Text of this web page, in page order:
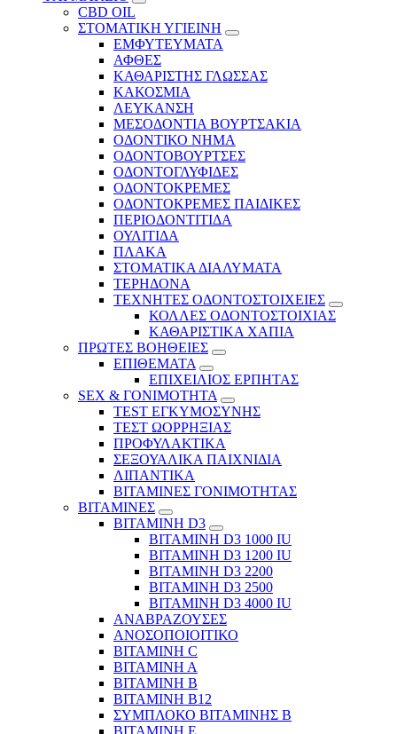
CBD OIL
ΣΤΟΜΑΤΙΚΗ ΥΓΙΕΙΝΗ
ΕΜΦΥΤΕΥΜΑΤΑ
ΑΦΘΕΣ
ΚΑΘΑΡΙΣΤΗΣ ΓΛΩΣΣΑΣ
ΚΑΚΟΣΜΙΑ
ΛΕΥΚΑΝΣΗ
ΜΕΣΟΔΟΝΤΙΑ ΒΟΥΡΤΣΑΚΙΑ
ΟΔΟΝΤΙΚΟ ΝΗΜΑ
ΟΔΟΝΤΟΒΟΥΡΤΣΕΣ
ΟΔΟΝΤΟΓΛΥΦΙΔΕΣ
ΟΔΟΝΤΟΚΡΕΜΕΣ
ΟΔΟΝΤΟΚΡΕΜΕΣ ΠΑΙΔΙΚΕΣ
ΠΕΡΙΟΔΟΝΤΙΤΙΔΑ
ΟΥΛΙΤΙΔΑ
ΠΛΑΚΑ
ΣΤΟΜΑΤΙΚΑ ΔΙΑΛΥΜΑΤΑ
ΤΕΡΗΔΟΝΑ
ΤΕΧΝΗΤΕΣ ΟΔΟΝΤΟΣΤΟΙΧΕΙΕΣ
ΚΟΛΛΕΣ ΟΔΟΝΤΟΣΤΟΙΧΙΑΣ
ΚΑΘΑΡΙΣΤΙΚΑ ΧΑΠΙΑ
ΠΡΩΤΕΣ ΒΟΗΘΕΙΕΣ
ΕΠΙΘΕΜΑΤΑ
ΕΠΙΧΕΙΛΙΟΣ ΕΡΠΗΤΑΣ
SEX & ΓΟΝΙΜΟΤΗΤΑ
TEST ΕΓΚΥΜΟΣΥΝΗΣ
ΤΕΣΤ ΩΟΡΡΗΞΙΑΣ
ΠΡΟΦΥΛΑΚΤΙΚΑ
ΣΕΞΟΥΑΛΙΚΑ ΠΑΙΧΝΙΔΙΑ
ΛΙΠΑΝΤΙΚΑ
ΒΙΤΑΜΙΝΕΣ ΓΟΝΙΜΟΤΗΤΑΣ
ΒΙΤΑΜΙΝΕΣ
ΒΙΤΑΜΙΝΗ D3
ΒΙΤΑΜΙΝΗ D3 1000 IU
ΒΙΤΑΜΙΝΗ D3 1200 IU
ΒΙΤΑΜΙΝΗ D3 2200
ΒΙΤΑΜΙΝΗ D3 2500
BITAMINH D3 4000 IU
ΑΝΑΒΡΑΖΟΥΣΕΣ
ΑΝΟΣΟΠΟΙΟΙΤΙΚΟ
ΒΙΤΑΜΙΝΗ C
ΒΙΤΑΜΙΝΗ Α
ΒΙΤΑΜΙΝΗ Β
ΒΙΤΑΜΙΝΗ Β12
ΣΥΜΠΛΟΚΟ ΒΙΤΑΜΙΝΗΣ Β
ΒΙΤΑΜΙΝΗ Ε